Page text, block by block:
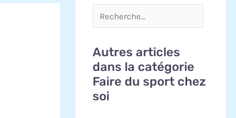
Autres articles
dans la catégorie
Faire du sport chez
soi